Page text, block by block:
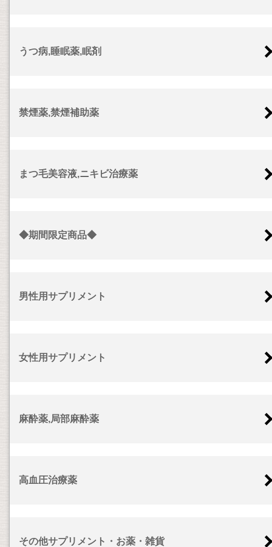
うつ病,睡眠薬,眠剤
禁煙薬,禁煙補助薬
まつ毛美容液,ニキビ治療薬
◆期間限定商品◆
男性用サプリメント
女性用サプリメント
麻酔薬,局部麻酔薬
高血圧治療薬
その他サプリメント・お薬・雑貨